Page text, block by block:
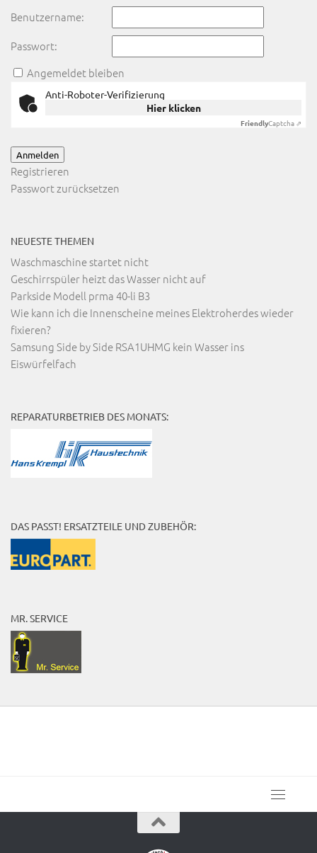
Benutzername:
Passwort:
Angemeldet bleiben
Anti-Roboter-Verifizierung
Hier klicken
FriendlyCaptcha ⇗
Anmelden
Registrieren
Passwort zurücksetzen
NEUESTE THEMEN
Waschmaschine startet nicht
Geschirrspüler heizt das Wasser nicht auf
Parkside Modell prma 40-li B3
Wie kann ich die Innenscheine meines Elektroherdes wieder
fixieren?
Samsung Side by Side RSA1UHMG kein Wasser ins
Eiswürfelfach
REPARATURBETRIEB DES MONATS:
DAS PASST! ERSATZTEILE UND ZUBEHÖR:
MR. SERVICE